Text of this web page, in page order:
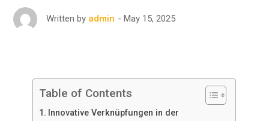
Written by admin May 15, 2025
Table of Contents
Innovative Verknüpfungen in der